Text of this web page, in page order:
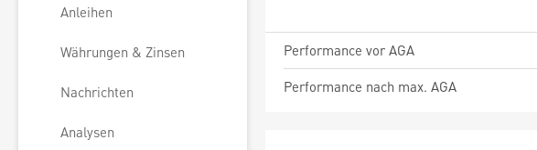
Anleihen
Währungen & Zinsen
Nachrichten
Analysen
Performance vor AGA
Performance nach max. AGA